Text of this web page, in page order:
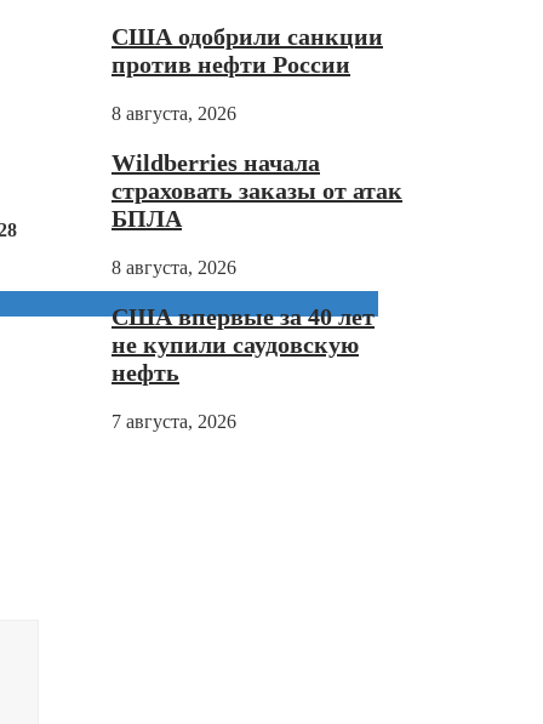
США одобрили санкции
против нефти России
8 августа, 2026
Wildberries начала
страховать заказы от атак
БПЛА
8 августа, 2026
США впервые за 40 лет
не купили саудовскую
нефть
7 августа, 2026